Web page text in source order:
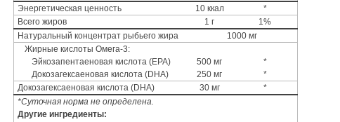
Энергетическая ценность
10 ккал
*
Всего жиров
1 г
1%
Натуральный концентрат рыбьего жира
1000 мг
Жирные кислоты Омега-3:
Эйкозапентаеновая кислота (EPA)
500 мг
*
Докозагексаеновая кислота (DHA)
250 мг
*
Докозагексаеновая кислота (DHA)
30 мг
*
*Суточная норма не определена.
Другие ингредиенты: